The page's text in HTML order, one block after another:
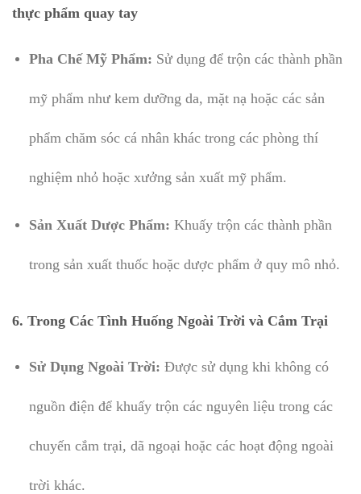
thực phẩm quay tay
Pha Chế Mỹ Phẩm: Sử dụng để trộn các thành phần
mỹ phẩm như kem dưỡng da, mặt nạ hoặc các sản
phẩm chăm sóc cá nhân khác trong các phòng thí
nghiệm nhỏ hoặc xưởng sản xuất mỹ phẩm.
Sản Xuất Dược Phẩm: Khuấy trộn các thành phần
trong sản xuất thuốc hoặc dược phẩm ở quy mô nhỏ.
6. Trong Các Tình Huống Ngoài Trời và Cắm Trại
Sử Dụng Ngoài Trời: Được sử dụng khi không có
nguồn điện để khuấy trộn các nguyên liệu trong các
chuyến cắm trại, dã ngoại hoặc các hoạt động ngoài
trời khác.